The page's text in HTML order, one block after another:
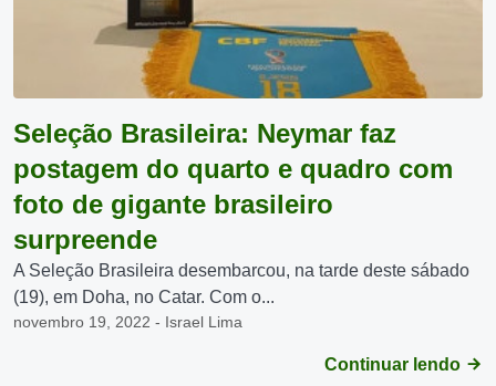
Seleção Brasileira: Neymar faz
postagem do quarto e quadro com
foto de gigante brasileiro
surpreende
A Seleção Brasileira desembarcou, na tarde deste sábado
(19), em Doha, no Catar. Com o...
novembro 19, 2022 - Israel Lima
Continuar lendo